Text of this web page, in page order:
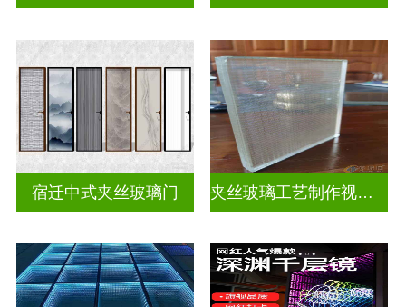
宿迁中式夹丝玻璃门 夹丝玻璃工艺制作视频教学